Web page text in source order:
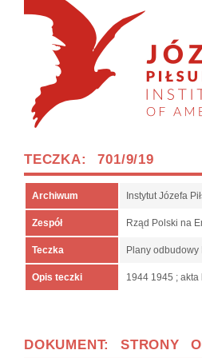
TECZKA: 701/9/19
Archiwum Instytut Józefa
Zespół Rząd Polski na
Teczka Plany
Opis teczki 1944 1945 ; akta
DOKUMENT: STRONY